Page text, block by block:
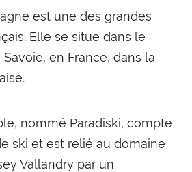
est une des grandes
Elle se situe dans le
en France, dans la
nommé Paradiski, compte
ski et est relié au domaine
Vallandry par un